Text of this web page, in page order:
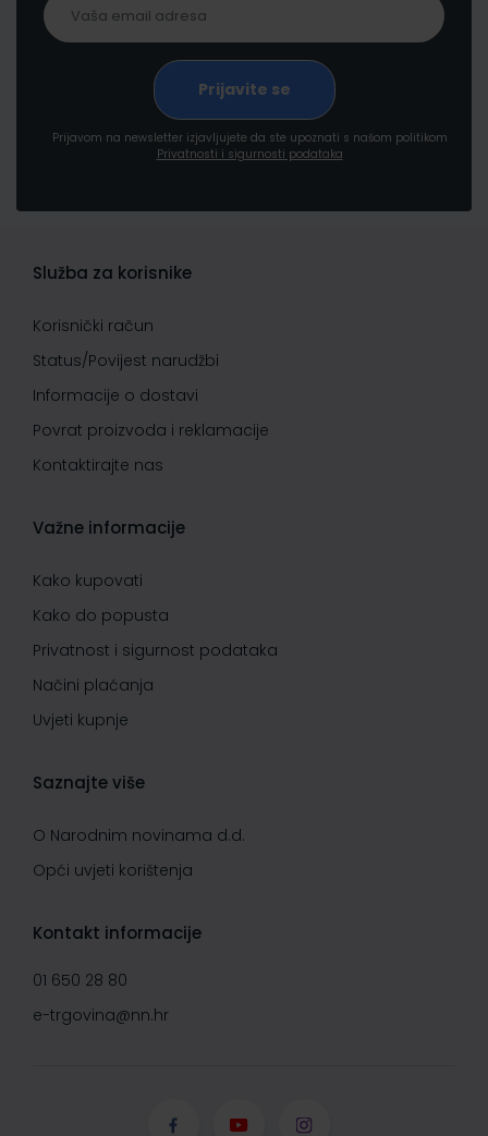
Prijavom na newsletter izjavljujete da ste upoznati s našom politikom
Privatnosti i sigurnosti podataka
Služba za korisnike
Korisnički račun
Status/Povijest narudžbi
Informacije o dostavi
Povrat proizvoda i reklamacije
Kontaktirajte nas
Važne informacije
Kako kupovati
Kako do popusta
Privatnost i sigurnost podataka
Načini plaćanja
Uvjeti kupnje
Saznajte više
O Narodnim novinama d.d.
Opći uvjeti korištenja
Kontakt informacije
01 650 28 80
e-trgovina@nn.hr